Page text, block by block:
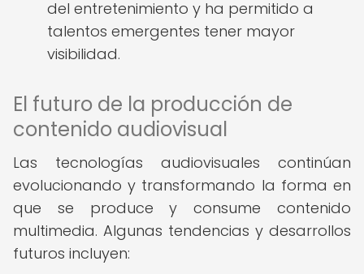
del entretenimiento y ha permitido a
talentos emergentes tener mayor
visibilidad.
El futuro de la producción de
contenido audiovisual
Las tecnologías audiovisuales continúan
evolucionando y transformando la forma en
que se produce y consume contenido
multimedia. Algunas tendencias y desarrollos
futuros incluyen: